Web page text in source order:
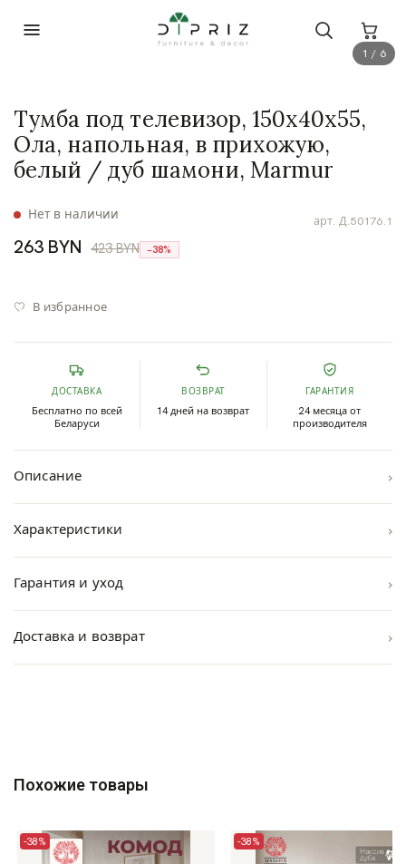
1 / 6
арт. Д.50176.1
Нет в наличии
Тумба под телевизор, 150х40х55,
Ола, напольная, в прихожую,
белый / дуб шамони, Marmur
263 BYN 423 BYN −38%
В избранное
ДОСТАВКА
Бесплатно по всей
Беларуси
ВОЗВРАТ
14 дней на возврат
ГАРАНТИЯ
24 месяца от
производителя
Описание ›
Характеристики ›
Гарантия и уход ›
Доставка и возврат ›
Похожие товары
-38% -38%